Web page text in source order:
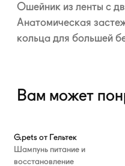
Ошейник из ленты с
Анатомическая
кольца для большей
Вам может
G.pets от Гельтек
Шампунь питание и
восстановление